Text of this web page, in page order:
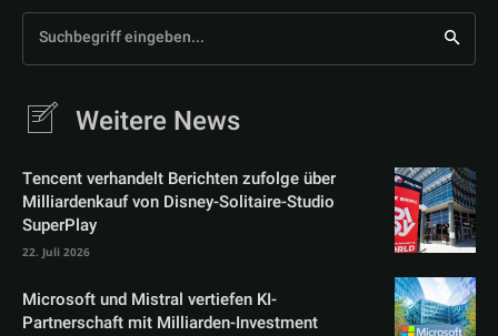
Suchbegriff eingeben...
Weitere News
Tencent verhandelt Berichten zufolge über
Milliardenkauf von Disney-Solitaire-Studio
SuperPlay
22. Juli 2026
Microsoft und Mistral vertiefen KI-
Partnerschaft mit Milliarden-Investment